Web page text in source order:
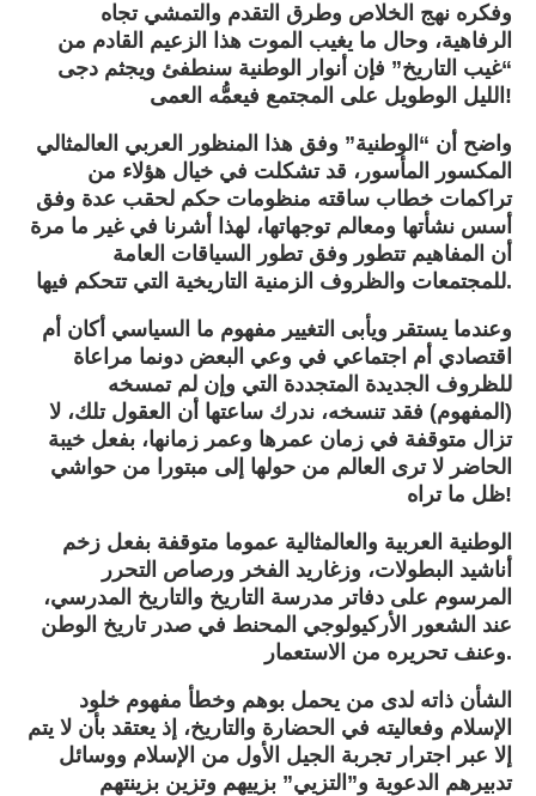
وفكره نهج الخلاص وطرق التقدم والتمشي تجاه
الرفاهية، وحال ما يغيب الموت هذا الزعيم القادم من
“غيب التاريخ” فإن أنوار الوطنية سنطفئ ويجثم دجى
الليل الوطويل على المجتمع فيعمُّه العمى!
واضح أن “الوطنية” وفق هذا المنظور العربي العالمثالي
المكسور المأسور، قد تشكلت في خيال هؤلاء من
تراكمات خطاب ساقته منظومات حكم لحقب عدة وفق
أسس نشأتها ومعالم توجهاتها، لهذا أشرنا في غير ما مرة
أن المفاهيم تتطور وفق تطور السياقات العامة
للمجتمعات والظروف الزمنية التاريخية التي تتحكم فيها.
وعندما يستقر ويأبى التغيير مفهوم ما السياسي أكان أم
اقتصادي أم اجتماعي في وعي البعض دونما مراعاة
للظروف الجديدة المتجددة التي وإن لم تمسخه
(المفهوم) فقد تنسخه، ندرك ساعتها أن العقول تلك، لا
تزال متوقفة في زمان عمرها وعمر زمانها، بفعل خيبة
الحاضر لا ترى العالم من حولها إلى مبتورا من حواشي
ظل ما تراه!
الوطنية العربية والعالمثالية عموما متوقفة بفعل زخم
أناشيد البطولات، وزغاريد الفخر ورصاص التحرر
المرسوم على دفاتر مدرسة التاريخ والتاريخ المدرسي،
عند الشعور الأركيولوجي المحنط في صدر تاريخ الوطن
وعنف تحريره من الاستعمار.
الشأن ذاته لدى من يحمل بوهم وخطأ مفهوم خلود
الإسلام وفعاليته في الحضارة والتاريخ، إذ يعتقد بأن لا يتم
إلا عبر اجترار تجربة الجيل الأول من الإسلام ووسائل
تدبيرهم الدعوية و”التزيي” بزييهم وتزين بزينتهم